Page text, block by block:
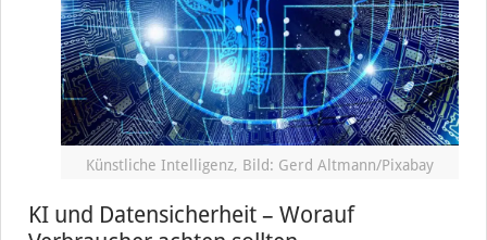
Künstliche Intelligenz, Bild: Gerd Altmann/Pixabay
KI und Datensicherheit – Worauf